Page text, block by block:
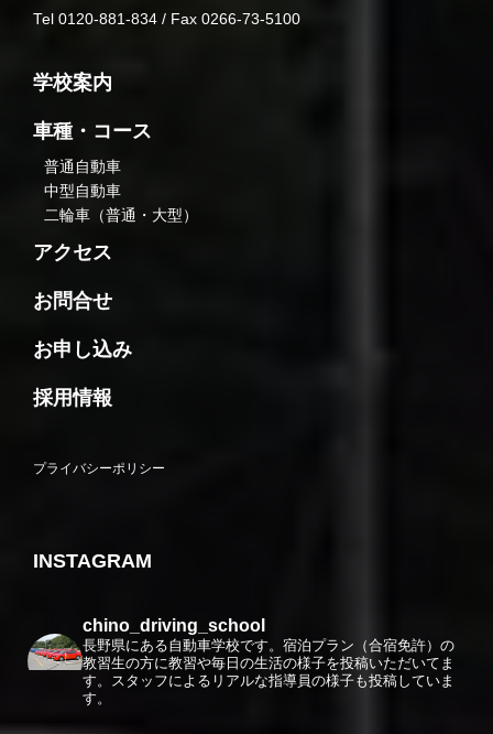
Tel 0120-881-834 / Fax 0266-73-5100
学校案内
車種・コース
普通自動車
中型自動車
二輪車（普通・大型）
アクセス
お問合せ
お申し込み
採用情報
プライバシーポリシー
INSTAGRAM
chino_driving_school
長野県にある自動車学校です。宿泊プラン（合宿免許）の
教習生の方に教習や毎日の生活の様子を投稿いただいてま
す。スタッフによるリアルな指導員の様子も投稿していま
す。